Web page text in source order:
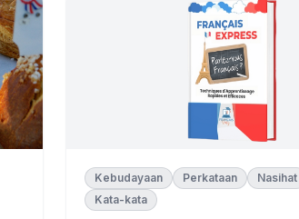
Kebudayaan Perkataan Nasihat
Kata-kata